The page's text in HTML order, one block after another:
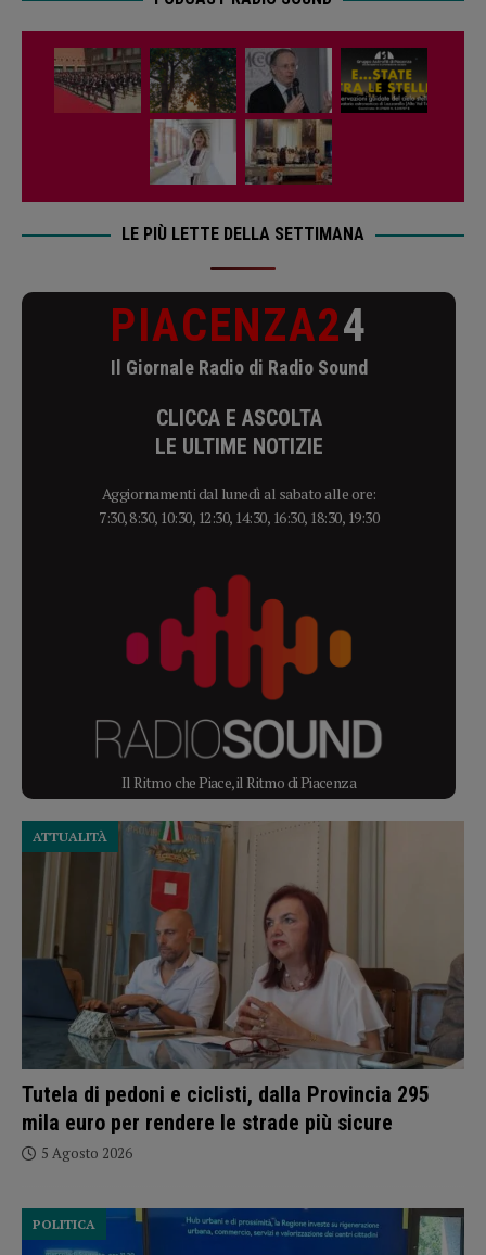
LE PIÙ LETTE DELLA SETTIMANA
PIACENZA24
Il Giornale Radio di Radio Sound
CLICCA E ASCOLTA
LE ULTIME NOTIZIE
Aggiornamenti dal lunedì al sabato alle ore:
7:30, 8:30, 10:30, 12:30, 14:30, 16:30, 18:30, 19:30
Il Ritmo che Piace, il Ritmo di Piacenza
Tutela di pedoni e ciclisti, dalla Provincia 295
mila euro per rendere le strade più sicure
ATTUALITÀ
5 Agosto 2026
POLITICA